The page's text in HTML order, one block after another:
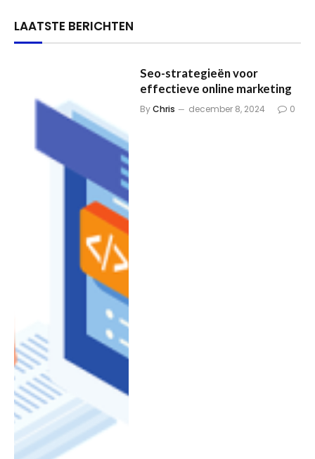
LAATSTE BERICHTEN
Seo-strategieën voor
effectieve online marketing
ByChris december 8, 2024 0